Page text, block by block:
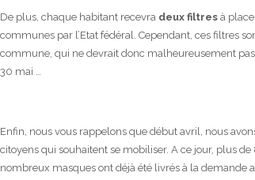
De plus, chaque habitant recevra deux filtres à
communes par l’Etat fédéral. Cependant, ces filtres
commune, qui ne devrait donc malheureusement
30 mai …
Enfin, nous vous rappelons que début avril, nous
citoyens qui souhaitent se mobiliser. A ce jour, plus de
nombreux masques ont déjà été livrés à la demande